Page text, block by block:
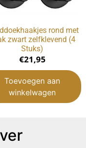
rond met
zwart zelfklevend (4
Stuks)
€21,95
Toevoegen aan
winkelwagen